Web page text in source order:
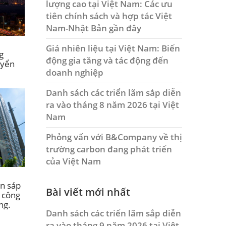
sáp
lượng cao tại Việt Nam: Các ưu
tiên chính sách và hợp tác Việt
Nam-Nhật Bản gần đây
Giá nhiên liệu tại Việt Nam: Biến
động gia tăng và tác động đến
doanh nghiệp
Danh sách các triển lãm sắp diễn
ra vào tháng 8 năm 2026 tại Việt
Nam
Phỏng vấn với B&Company về thị
trường carbon đang phát triển
của Việt Nam
Bài viết mới nhất
Danh sách các triển lãm sắp diễn